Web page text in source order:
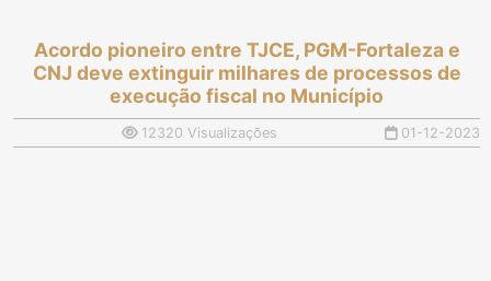
Acordo pioneiro entre TJCE, PGM-Fortaleza e
CNJ deve extinguir milhares de processos de
execução fiscal no Município
12320 Visualizações 01-12-2023